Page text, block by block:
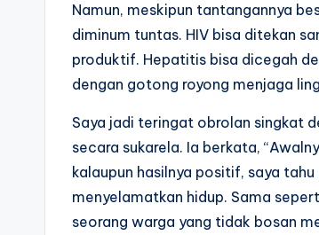
Namun, meskipun tantangannya
diminum tuntas. HIV bisa ditekan
produktif. Hepatitis bisa dicegah
dengan gotong royong menjaga
Saya jadi teringat obrolan singkat
secara sukarela. Ia berkata,
kalaupun hasilnya positif, saya
menyelamatkan hidup. Sama
seorang warga yang tidak bosan